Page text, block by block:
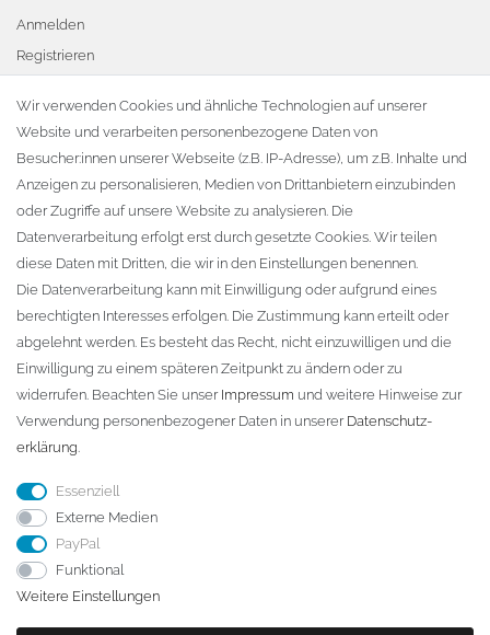
Anmelden
Registrieren
Warenkorb
Zur Kasse
KONTAKT
Fa. Steffen Jost
Söbrigener Weg 50
D-01796 Pirna
Telefon:+49 (0)3501 507295
info@dach-teufel.de
Wir verwenden Cookies und ähnliche Technologien auf unserer
Website und verarbeiten personenbezogene Daten von
Besucher:innen unserer Webseite (z.B. IP-Adresse), um z.B. Inhalte und
Anzeigen zu personalisieren, Medien von Drittanbietern einzubinden
oder Zugriffe auf unsere Website zu analysieren. Die
Datenverarbeitung erfolgt erst durch gesetzte Cookies. Wir teilen
diese Daten mit Dritten, die wir in den Einstellungen benennen.
Die Datenverarbeitung kann mit Einwilligung oder aufgrund eines
berechtigten Interesses erfolgen. Die Zustimmung kann erteilt oder
abgelehnt werden. Es besteht das Recht, nicht einzuwilligen und die
Einwilligung zu einem späteren Zeitpunkt zu ändern oder zu
widerrufen. Beachten Sie unser Impressum und weitere Hinweise zur
Verwendung personenbezogener Daten in unserer Daten­schutz­
erklärung.
Essenziell
Externe Medien
PayPal
Funktional
Weitere Einstellungen